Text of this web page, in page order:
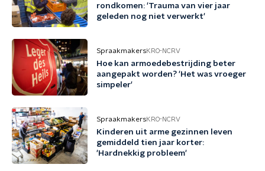
rondkomen: 'Trauma van vier jaar
geleden nog niet verwerkt'
SpraakmakersKRO-NCRV
Hoe kan armoedebestrijding beter
aangepakt worden? 'Het was vroeger
simpeler'
SpraakmakersKRO-NCRV
Kinderen uit arme gezinnen leven
gemiddeld tien jaar korter:
'Hardnekkig probleem'